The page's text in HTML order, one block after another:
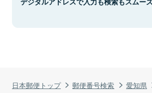
日本郵便トップ 郵便番号検索 愛知県